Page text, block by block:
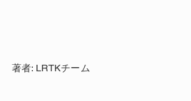
著者: LRTKチーム